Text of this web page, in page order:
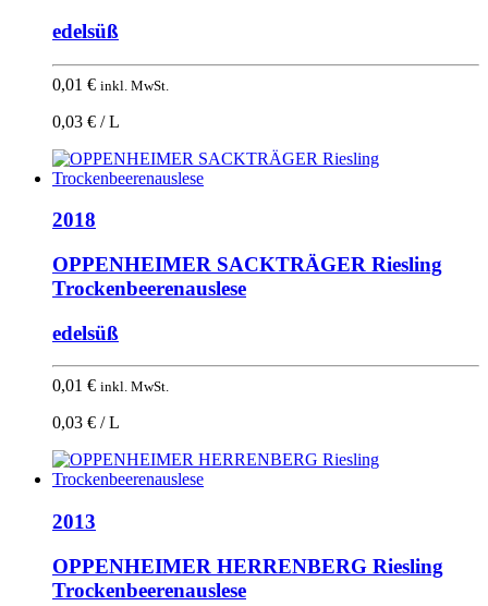
edelsüß
0,01 € inkl. MwSt.
0,03 € / L
2018
OPPENHEIMER SACKTRÄGER Riesling
Trockenbeerenauslese
edelsüß
0,01 € inkl. MwSt.
0,03 € / L
2013
OPPENHEIMER HERRENBERG Riesling
Trockenbeerenauslese